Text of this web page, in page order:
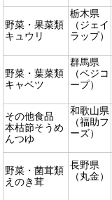
野菜・果菜類
キュウリ
栃木県
（ジェイ
ラップ）
野菜・葉菜類
キャベツ
群馬県
（ベジコ
ープ）
その他食品
本枯節そうめ
んつゆ
和歌山県
（福助フ
ーズ）
野菜・菌茸類
えのき茸
長野県
（丸金）